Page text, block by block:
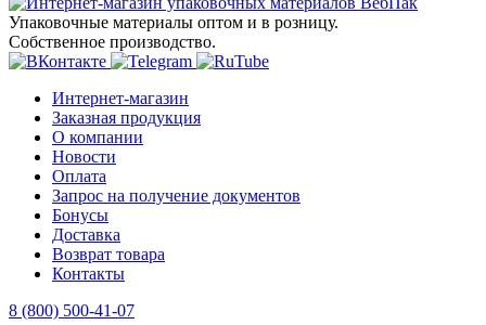
Упаковочные материалы оптом и в розницу.
Собственное производство.
Интернет-магазин
Заказная продукция
О компании
Новости
Оплата
Запрос на получение документов
Бонусы
Доставка
Возврат товара
Контакты
8 (800) 500-41-07